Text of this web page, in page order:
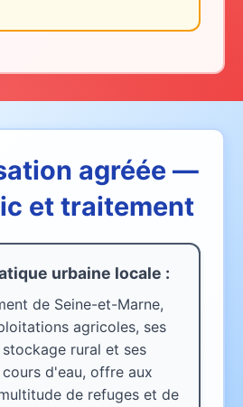
agréée —
et traitement
urbaine locale :
de Seine-et-Marne,
agricoles, ses
rural et ses
d'eau, offre aux
de refuges et de